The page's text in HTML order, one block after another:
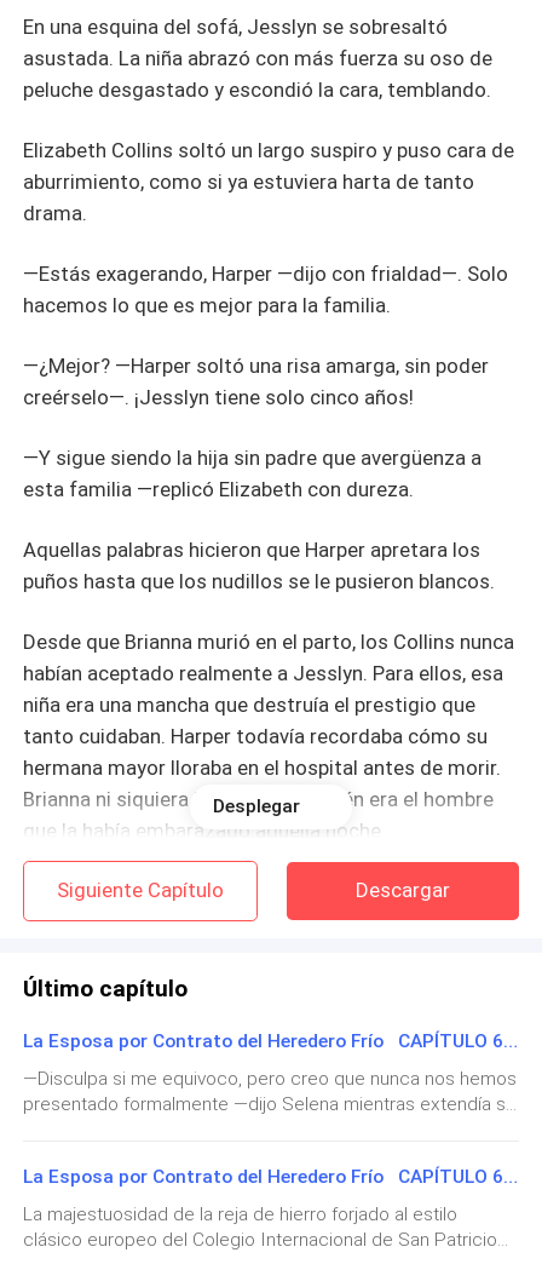
En una esquina del sofá, Jesslyn se sobresaltó
asustada. La niña abrazó con más fuerza su oso de
peluche desgastado y escondió la cara, temblando.
Elizabeth Collins soltó un largo suspiro y puso cara de
aburrimiento, como si ya estuviera harta de tanto
drama.
—Estás exagerando, Harper —dijo con frialdad—. Solo
hacemos lo que es mejor para la familia.
—¿Mejor? —Harper soltó una risa amarga, sin poder
creérselo—. ¡Jesslyn tiene solo cinco años!
—Y sigue siendo la hija sin padre que avergüenza a
esta familia —replicó Elizabeth con dureza.
Aquellas palabras hicieron que Harper apretara los
puños hasta que los nudillos se le pusieron blancos.
Desde que Brianna murió en el parto, los Collins nunca
habían aceptado realmente a Jesslyn. Para ellos, esa
niña era una mancha que destruía el prestigio que
tanto cuidaban. Harper todavía recordaba cómo su
hermana mayor lloraba en el hospital antes de morir.
Brianna ni siquiera llegó a saber quién era el hombre
que la había embarazado aquella noche.
Y ahora, cinco años después, habían decidido
deshacerse de la niña sin más.
La puerta de la sala se abrió. Alexander Collins entró
tres hombres hizo que el ambiente se volviera aún
más pesado.
Esta decisión ya está tomada.
Harper miró a su padre, incrédula.
Desplegar
Siguiente Capítulo Descargar
Último capítulo
La Esposa por Contrato del Heredero Frío CAPÍTULO 62 — Máscaras y Cebo
—Disculpa si me equivoco, pero creo que nunca nos hemos
presentado formalmente —dijo Selena mientras extendía su
coincidido en la misma sala varias veces antes.Harper miró
brevemente la mano extendida y solo respondió con un
asentimiento formal, sin intención de estrecharla.—Harper
Vane. ¿En qué puedo ayudarte?Selena retiró su mano sin
La Esposa por Contrato del Heredero Frío CAPÍTULO 61 — El Portal de San Patricio
La majestuosidad de la reja de hierro forjado al estilo
clásico europeo del Colegio Internacional de San Patricio